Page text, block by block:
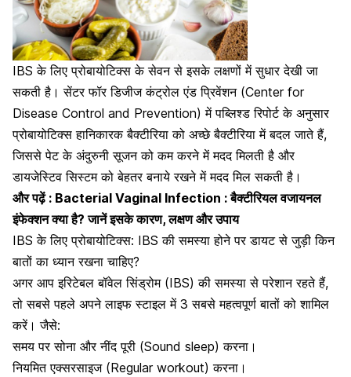
IBS के लिए प्रोबायोटिक्स के सेवन से इसके लक्षणों में सुधार देखी जा
सकती है। सेंटर फॉर डिजीज कंट्रोल एंड प्रिवेंशन (Center for
Disease Control and Prevention) में पब्लिश्ड रिपोर्ट के अनुसार
प्रोबायोटिक्स हानिकारक बैक्टीरिया को अच्छे बैक्टीरिया में बदल जाते हैं,
जिससे पेट के अंदुरुनी सूजन को कम करने में मदद मिलती है और
डायजेस्टिव सिस्टम को बेहतर बनाये रखने में मदद मिल सकती है।
और पढ़ें : Bacterial Vaginal Infection : बैक्टीरियल वजायनल
इंफेक्शन क्या है? जानें इसके कारण, लक्षण और उपाय
IBS के लिए प्रोबायोटिक्स: IBS की समस्या होने पर डायट से जुड़ी किन
बातों का ध्यान रखना चाहिए?
अगर आप इरिटेबल बॉवेल सिंड्रोम (IBS) की समस्या से परेशान रहते हैं,
तो सबसे पहले अपने लाइफ स्टाइल में 3 सबसे महत्वपूर्ण बातों को शामिल
करें। जैसे:
समय पर सोना औरनींदपूरी (Sound sleep) करना।
नियमितएक्सरसाइज(Regular workout) करना।